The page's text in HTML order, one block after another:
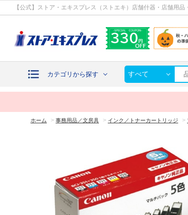
【公式】ストア・エキスプレス（ストエキ）店舗什器・店舗用品
カテゴリから探す すべて
ホーム > 事務用品／文房具 > インク／トナーカートリッジ >